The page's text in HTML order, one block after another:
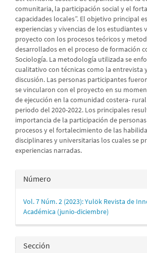
comunitaria, la participación social y el
capacidades locales”. El objetivo principal
experiencias y vivencias de los estudiantes
proyecto con los procesos teóricos y
desarrollados en el proceso de formación
Sociología. La metodología utilizada se
cualitativo con técnicas como la entrevista
discusión. Las personas participantes
se vincularon con el proyecto en su
de ejecución en la comunidad costera-
periodo del 2020-2022. Los principales
importancia de la participación de
procesos y el fortalecimiento de las
disciplinares y universitarias los cuales se
experiencias narradas.
Detalles
del
artículo
Número
Vol. 7 Núm. 2 (2023): Yulök Revista de
Académica (junio-diciembre)
Sección